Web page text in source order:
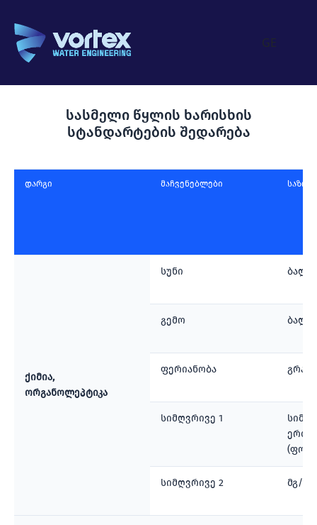
GE
სასმელი წყლის ხარისხის
სტანდარტების შედარება
დარგი მაჩვენებლები
ქიმია,
ორგანოლეპტიკა
სუნი
გემო
ფერიანობა
სიმღვრივე 1
სიმღვრივე 2 მგ/ლ